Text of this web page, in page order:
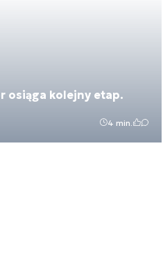
osiąga kolejny etap.
4 min.